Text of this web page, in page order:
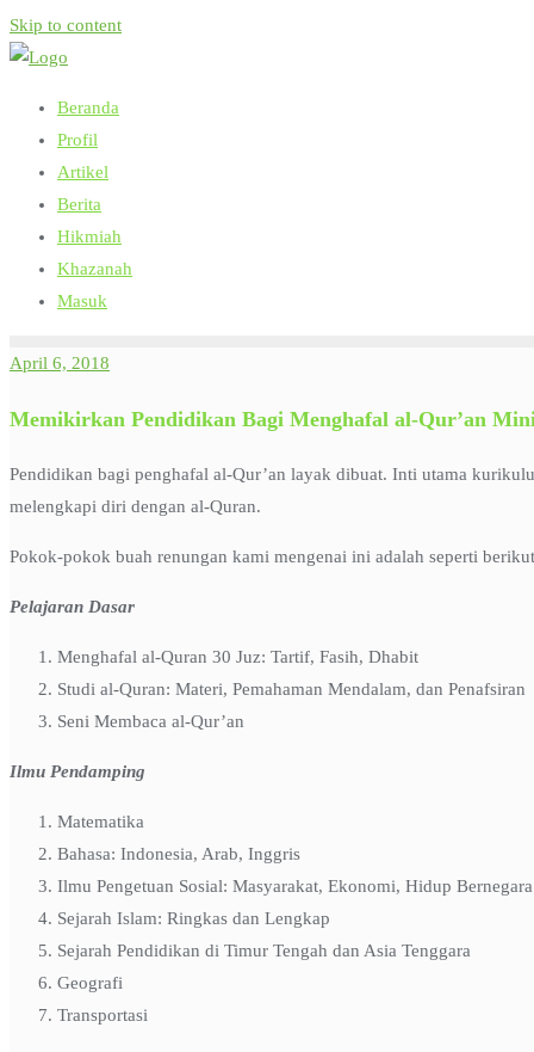
Skip to content
Beranda
Profil
Artikel
Berita
Hikmiah
Khazanah
Masuk
April 6, 2018
Memikirkan Pendidikan Bagi Menghafal al-Qur’an
Pendidikan bagi penghafal al-Qur’an layak dibuat. Inti utama
melengkapi diri dengan al-Quran.
Pokok-pokok buah renungan kami mengenai ini adalah seperti
Pelajaran Dasar
Menghafal al-Quran 30 Juz: Tartif, Fasih, Dhabit
Studi al-Quran: Materi, Pemahaman Mendalam, dan Penafsiran
Seni Membaca al-Qur’an
Ilmu Pendamping
Matematika
Bahasa: Indonesia, Arab, Inggris
Ilmu Pengetuan Sosial: Masyarakat, Ekonomi, Hidup
Sejarah Islam: Ringkas dan Lengkap
Sejarah Pendidikan di Timur Tengah dan Asia Tenggara
Geografi
Transportasi